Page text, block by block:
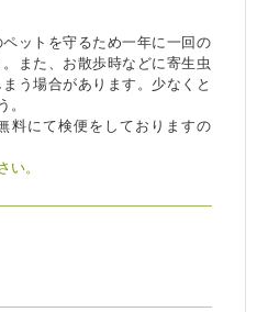
ットを守るため一年に一回の
また、お散歩時などに寄生虫
う場合があります。少なくと
。
料にて検便をしておりますの
い。